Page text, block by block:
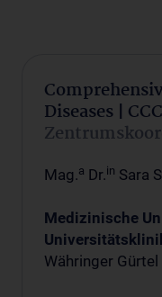
Diseases |
Mag.a Dr.in Sara
Medizinische
Währinger